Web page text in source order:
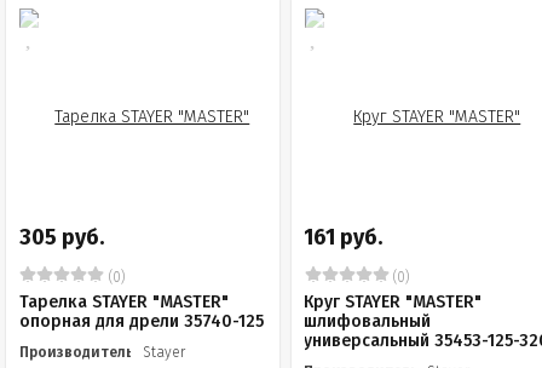
305 руб.
(0)
Тарелка STAYER "MASTER"
опорная для дрели 35740-125
Производитель
Stayer
161 руб.
(0)
Круг STAYER "MASTER"
шлифовальный
универсальный 35453-125-